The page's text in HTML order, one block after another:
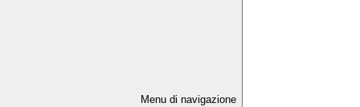
Menu di navigazione